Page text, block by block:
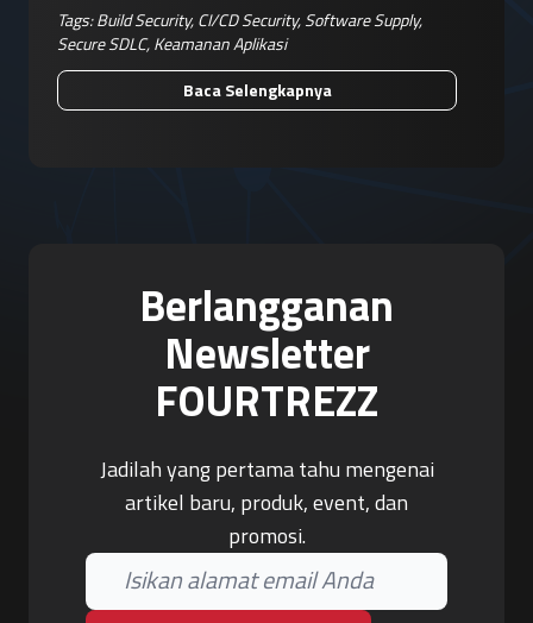
Tags:Build Security,CI/CD Security,Software Supply,
Secure SDLC,Keamanan Aplikasi
Baca Selengkapnya
Berlangganan
Newsletter
FOURTREZZ
Jadilah yang pertama tahu mengenai
artikel baru, produk, event, dan
promosi.